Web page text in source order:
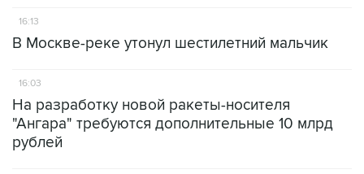
16:13
В Москве-реке утонул шестилетний мальчик
16:03
На разработку новой ракеты-носителя
"Ангара" требуются дополнительные 10 млрд
рублей